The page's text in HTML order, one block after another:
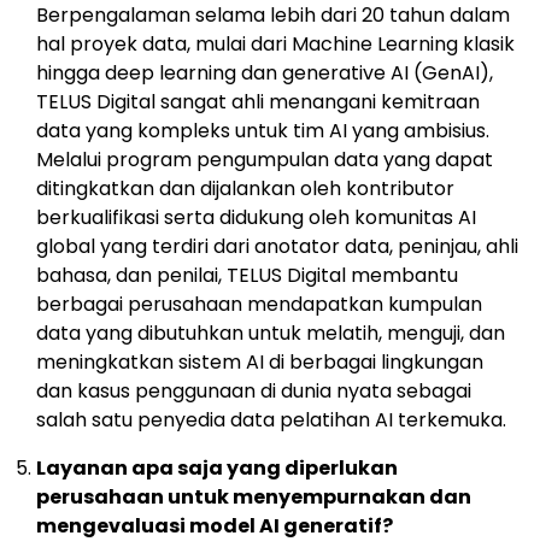
Berpengalaman selama lebih dari 20 tahun dalam
hal proyek data, mulai dari Machine Learning klasik
hingga deep learning dan generative AI (GenAI),
TELUS Digital sangat ahli menangani kemitraan
data yang kompleks untuk tim AI yang ambisius.
Melalui program pengumpulan data yang dapat
ditingkatkan dan dijalankan oleh kontributor
berkualifikasi serta didukung oleh komunitas AI
global yang terdiri dari anotator data, peninjau, ahli
bahasa, dan penilai, TELUS Digital membantu
berbagai perusahaan mendapatkan kumpulan
data yang dibutuhkan untuk melatih, menguji, dan
meningkatkan sistem AI di berbagai lingkungan
dan kasus penggunaan di dunia nyata sebagai
salah satu penyedia data pelatihan AI terkemuka.
Layanan apa saja yang diperlukan
perusahaan untuk menyempurnakan dan
mengevaluasi model AI generatif?